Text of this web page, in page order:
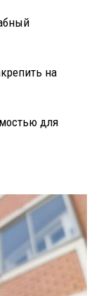
на
для